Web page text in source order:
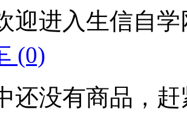
迎进入生信自学
(0)
还没有商品，